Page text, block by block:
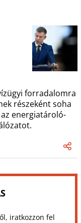
forradalomra
részeként soha
energiatároló-
iratkozzon fel